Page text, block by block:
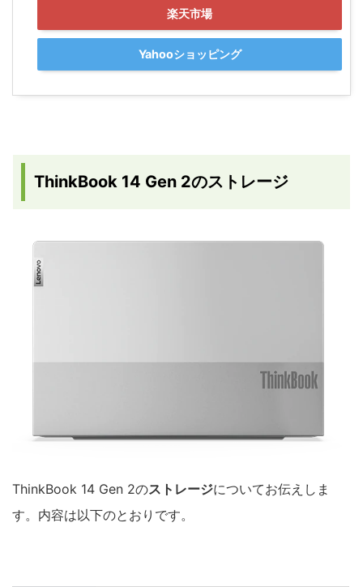
楽天市場
Yahooショッピング
ThinkBook 14 Gen 2のストレージ
ThinkBook 14 Gen 2のストレージについてお伝えしま
す。内容は以下のとおりです。